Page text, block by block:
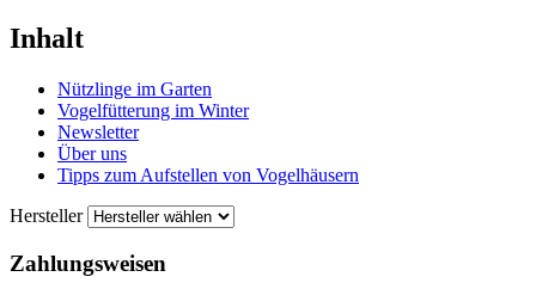
Inhalt
Nützlinge im Garten
Vogelfütterung im Winter
Newsletter
Über uns
Tipps zum Aufstellen von Vogelhäusern
Hersteller
Zahlungsweisen